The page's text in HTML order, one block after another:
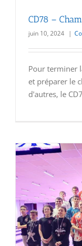
CD78 –
juin 10, 2024 |
Pour terminer
et préparer le
d'autres, le